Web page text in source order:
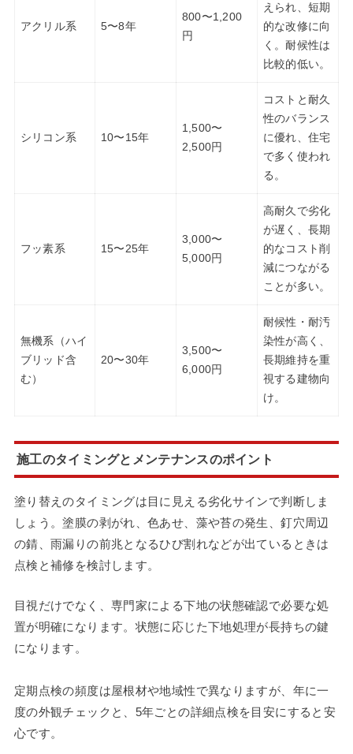
アクリル系 5〜8年
800〜1,200
円
えられ、短期
的な改修に向
く。耐候性は
比較的低い。
シリコン系 10〜15年
1,500〜
2,500円
コストと耐久
性のバランス
に優れ、住宅
で多く使われ
る。
フッ素系 15〜25年
3,000〜
5,000円
高耐久で劣化
が遅く、長期
的なコスト削
減につながる
ことが多い。
無機系（ハイ
ブリッド含
む）
20〜30年
3,500〜
6,000円
耐候性・耐汚
染性が高く、
長期維持を重
視する建物向
け。
施工のタイミングとメンテナンスのポイント
塗り替えのタイミングは目に見える劣化サインで判断しま
しょう。塗膜の剥がれ、色あせ、藻や苔の発生、釘穴周辺
の錆、雨漏りの前兆となるひび割れなどが出ているときは
点検と補修を検討します。
目視だけでなく、専門家による下地の状態確認で必要な処
置が明確になります。状態に応じた下地処理が長持ちの鍵
になります。
定期点検の頻度は屋根材や地域性で異なりますが、年に一
度の外観チェックと、5年ごとの詳細点検を目安にすると安
心です。